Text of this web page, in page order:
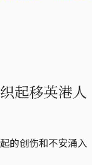
起移英港人
的创伤和不安涌入